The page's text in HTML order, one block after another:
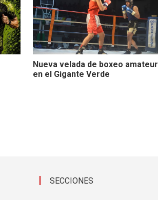
Nueva velada de boxeo amateur
en el Gigante Verde
SECCIONES